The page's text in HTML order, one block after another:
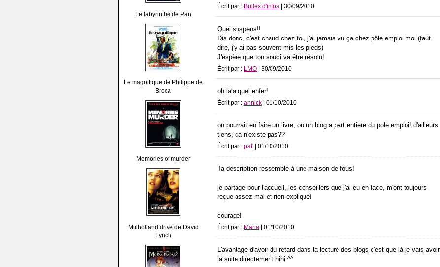
Le labyrinthe de Pan
Le magnifique de Philippe de
Broca
Memories of murder
Mulholland drive de David
Lynch
Écrit par : Bulles d'infos | 30/09/2010
Quel suspens!!
Dis donc, c'est chaud chez toi, j'ai jamais vu ça chez pôle emploi moi (faut
dire, j'y ai pas souvent mis les pieds)
J'espère que ton souci va être résolu!
Écrit par : LMO | 30/09/2010
oh lala quel enfer!
Écrit par : annick | 01/10/2010
on pourrait en faire un livre, ou un blog a part entiere du pole emploi! d'ailleurs
tiens, ca n'existe pas??
Écrit par : pat' | 01/10/2010
Ta description ressemble à une maison de fous!
je partage pour l'accueil, les conseillers que j'ai eu en face, m'ont toujours
reçue assez mal et rien expliqué!
courage!
Écrit par : Maria | 01/10/2010
L'avantage d'avoir du retard dans la lecture des blogs c'est que là je vais avoir
la suite directement hihi ^^